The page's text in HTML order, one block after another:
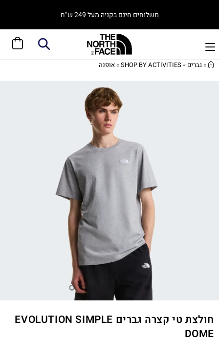
משלוחים חינם בקניה מעל 249 ש"ח
»גברים »
SHOP BY ACTIVITIES
»אופנה
חולצת טי קצרה גברים EVOLUTION SIMPLE
DOME